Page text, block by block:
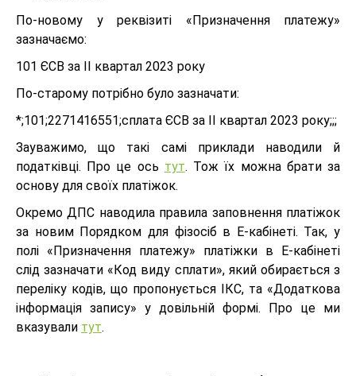
По-новому у реквізиті «Призначення платежу»
зазначаємо:
101 ЄСВ за ІІ квартал 2023 року
По-старому потрібно було зазначати:
*;101;2271416551;сплата ЄСВ за ІІ квартал 2023 року;;;
Зауважимо, що такі самі приклади наводили й
податківці. Про це ось тут. Тож їх можна брати за
основу для своїх платіжок.
Окремо ДПС наводила правила заповнення платіжок
за новим Порядком для фізосіб в Е-кабінеті. Так, у
полі «Призначення платежу» платіжки в Е-кабінеті
слід зазначати «Код виду сплати», який обирається з
переліку кодів, що пропонується ІКС, та «Додаткова
інформація запису» у довільній формі. Про це ми
вказували тут.